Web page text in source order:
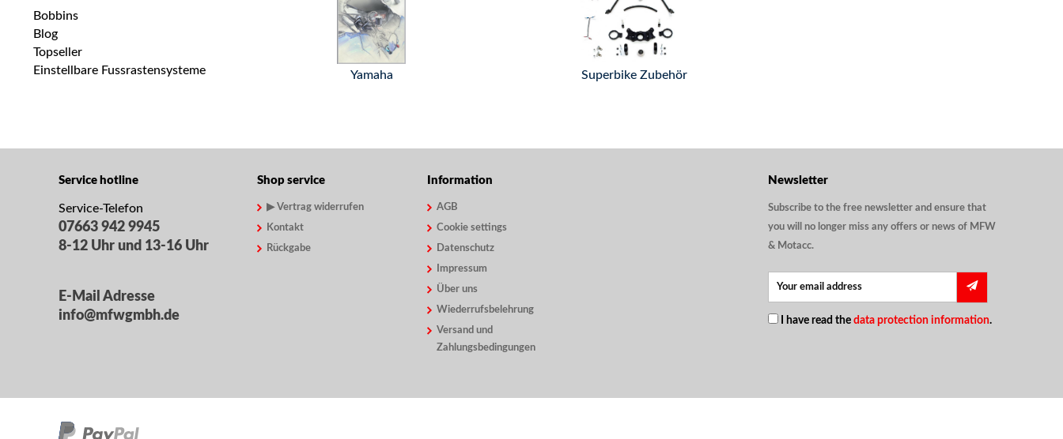
Bobbins
Blog
Topseller
Einstellbare Fussrastensysteme
Yamaha Superbike Zubehör
Service hotline
Service-Telefon
07663 942 9945
8-12 Uhr und 13-16 Uhr
E-Mail Adresse
info@mfwgmbh.de
Shop service
▶ Vertrag widerrufen
Kontakt
Rückgabe
Information
AGB
Cookie settings
Datenschutz
Impressum
Über uns
Wiederrufsbelehrung
Versand und
Zahlungsbedingungen
Newsletter
Subscribe to the free newsletter and ensure that
you will no longer miss any offers or news of MFW
& Motacc.
I have read the data protection information.